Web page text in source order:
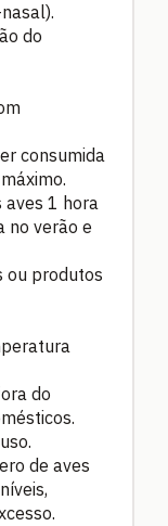
do
consumida
aves 1 hora
no verão e
ou produtos
do
de aves